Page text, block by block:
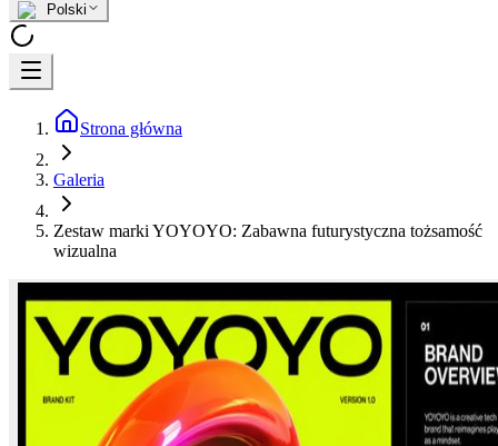
Polski
Strona główna
Galeria
Zestaw marki YOYOYO: Zabawna futurystyczna tożsamość
wizualna